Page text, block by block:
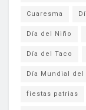
Cuaresma
Día del Niño
Día del Taco
Día Mundial del
fiestas patrias